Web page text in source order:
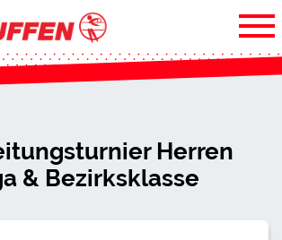
Herren
& Bezirksklasse